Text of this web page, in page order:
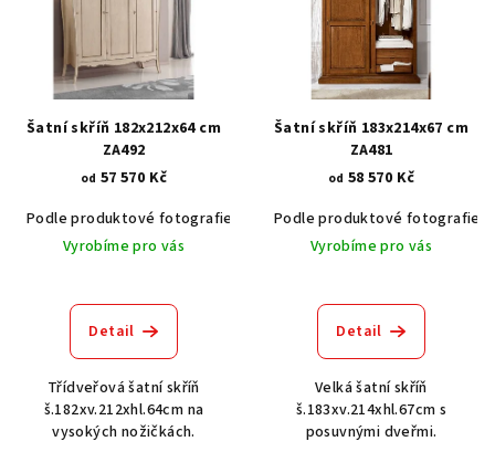
Šatní skříň 182x212x64 cm
ZA492
od 57 570 Kč
Podle produktové fotografie
Akát vintage BT1551
Dub světlý
Vyrobíme pro vás
Detail
Třídveřová šatní skříň
š.182xv.212xhl.64cm na
vysokých nožičkách.
Šatní skříň 183x214x67 cm
ZA481
od 58 570 Kč
Podle produktové fotografie
Vyrobíme pro vás
Detail
Velká šatní skříň
š.183xv.214xhl.67cm s
posuvnými dveřmi.